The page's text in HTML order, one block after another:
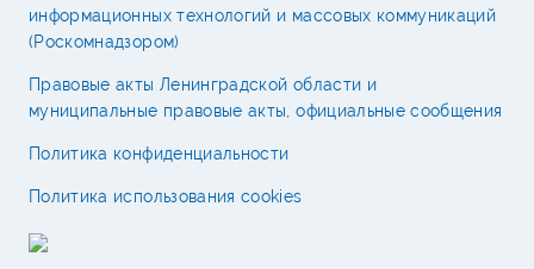
информационных технологий и массовых коммуникаций
(Роскомнадзором)
Правовые акты Ленинградской области и
муниципальные правовые акты, официальные сообщения
Политика конфиденциальности
Политика использования cookies